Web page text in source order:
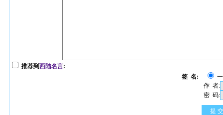
推荐到西陆名言:
签 名:
作 者:
密 码:
提 交